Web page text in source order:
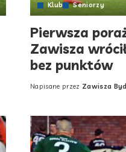
Klub Seniorzy
Pierwsza
Zawisza
bez punktów
Posted
Napisane przez Zawisza